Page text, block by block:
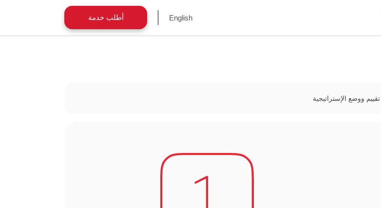
English أطلب خدمة
تقييم ووضع الإستراتيجية